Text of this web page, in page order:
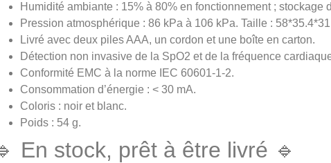
Humidité ambiante : 15% à 80% en fonctionnement ; stockage
Pression atmosphérique : 86 kPa à 106 kPa. Taille :
Livré avec deux piles AAA, un cordon et une boîte en carton.
Détection non invasive de la SpO2 et de la fréquence
Conformité EMC à la norme IEC 60601-1-2.
Consommation d’énergie : < 30 mA.
Coloris : noir et blanc.
Poids : 54 g.
En stock, prêt à être livré 🔹